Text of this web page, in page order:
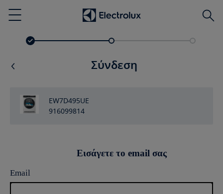
Menu
Σύνδεση
EW7D495UE
916099814
Εισάγετε το email σας
Email